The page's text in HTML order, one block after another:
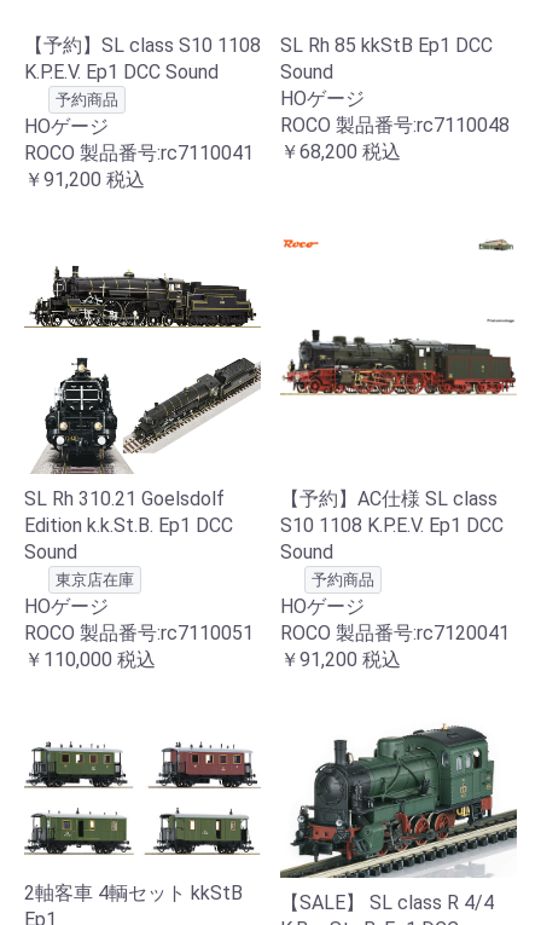
【予約】SL class S10 1108
K.P.E.V. Ep1 DCC Sound
予約商品
HOゲージ
ROCO 製品番号:rc7110041
￥91,200 税込
SL Rh 85 kkStB Ep1 DCC
Sound
HOゲージ
ROCO 製品番号:rc7110048
￥68,200 税込
SL Rh 310.21 Goelsdolf
Edition k.k.St.B. Ep1 DCC
Sound
東京店在庫
HOゲージ
ROCO 製品番号:rc7110051
￥110,000 税込
【予約】AC仕様 SL class
S10 1108 K.P.E.V. Ep1 DCC
Sound
予約商品
HOゲージ
ROCO 製品番号:rc7120041
￥91,200 税込
2軸客車 4輌セット kkStB
Ep1
【SALE】 SL class R 4/4